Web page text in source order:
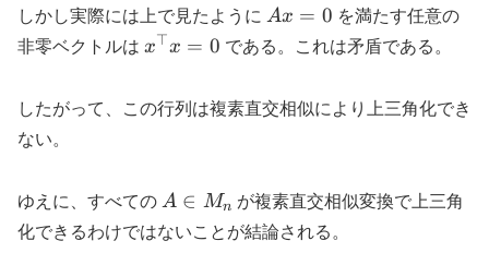
しかし実際には上で見たように Ax=0
Ax = 0 を満たす任意の
非零ベクトルは x^{\top}x=0
x⊤x = 0 である。これは矛盾である。
したがって、この行列は複素直交相似により上三角化でき
ない。
ゆえに、すべての A
\in
M_n
A ∈ Mn が複素直交相似変換で上三角
化できるわけではないことが結論される。